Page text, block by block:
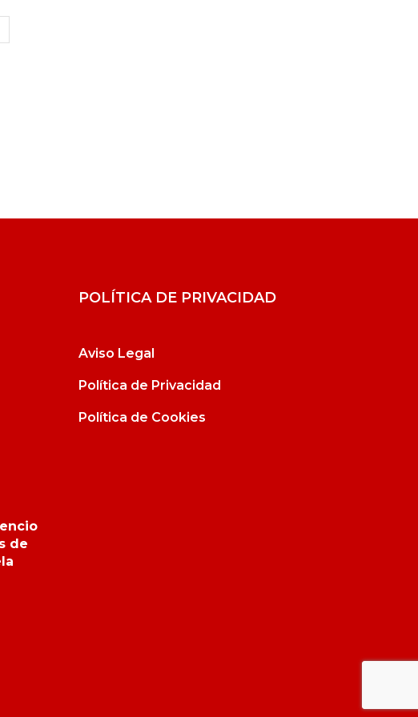
de
POLÍTICA DE PRIVACIDAD
Aviso Legal
Política de Privacidad
Política de Cookies